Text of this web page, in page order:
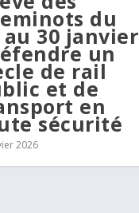
du
au 30 janvier
un
de rail
et de
en
sécurité
2026